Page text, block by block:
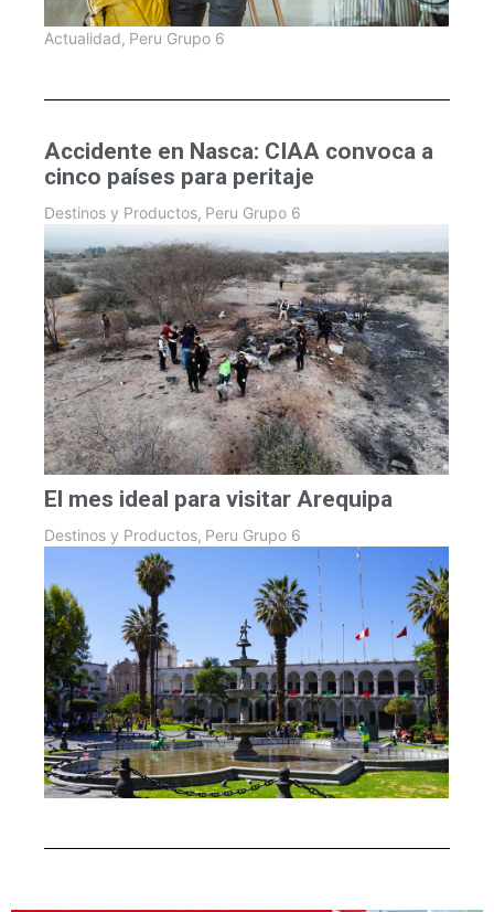
Actualidad, Peru Grupo 6
Accidente en Nasca: CIAA convoca a
cinco países para peritaje
Destinos y Productos, Peru Grupo 6
El mes ideal para visitar Arequipa
Destinos y Productos, Peru Grupo 6